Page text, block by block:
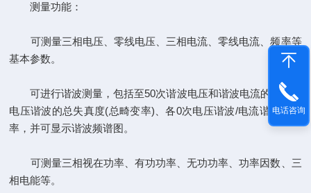
测量功能：
可测量三相电压、零线电压、三相电流、零线电流、频率等
基本参数。
可进行谐波测量，包括至50次谐波电压和谐波电流的幅值、
电压谐波的总失真度(总畸变率)、各0次电压谐波/电流谐波含有
率，并可显示谐波频谱图。
可测量三相视在功率、有功功率、无功功率、功率因数、三
相电能等。
电话咨询